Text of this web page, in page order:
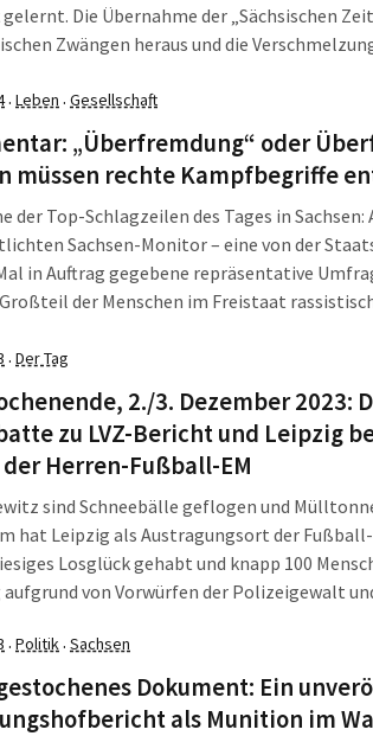
gelernt. Die Übernahme der „Sächsischen
Zwängen heraus und die
den Worten: „Leipziger Volkszeitung und
· Leben · Gesellschaft
„Überfremdung“ oder
müssen rechte Kampfbegriffe
der Top-Schlagzeilen des Tages in Sachsen:
Sachsen-Monitor – eine von der
in Auftrag gegebene repräsentative
der Menschen im Freistaat
dem Sachsen-Monitor 2023 (über den wir
· Der Tag
2./3. Dezember 2023:
zu LVZ-Bericht und Leipzig
Herren-Fußball-EM
sind Schneebälle geflogen und
hat Leipzig als Austragungsort der
Losglück gehabt und knapp 100
von Vorwürfen der Polizeigewalt
2./3. Dezember 2023, in Leipzig,
· Politik· Sachsen
Dokument: Ein
als Munition im